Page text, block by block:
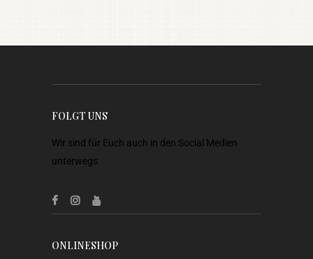
FOLGT UNS
Wir sind für Euch auch in den Social Medien
unterwegs
ONLINESHOP